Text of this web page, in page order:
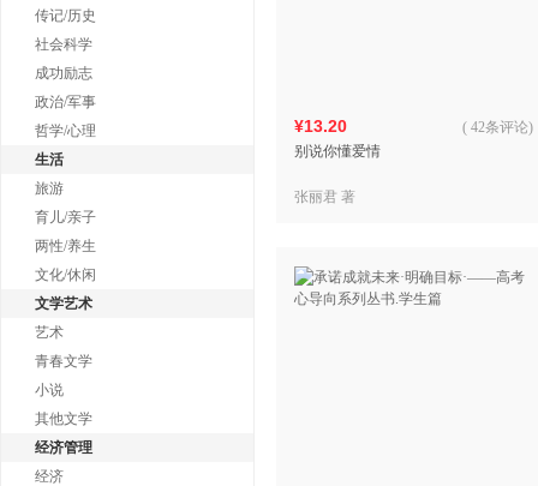
传记/历史
社会科学
成功励志
政治/军事
哲学/心理
生活
旅游
育儿/亲子
两性/养生
文化/休闲
文学艺术
艺术
青春文学
小说
其他文学
经济管理
经济
¥13.20
别说你懂爱情
( 42条评论)
张丽君 著